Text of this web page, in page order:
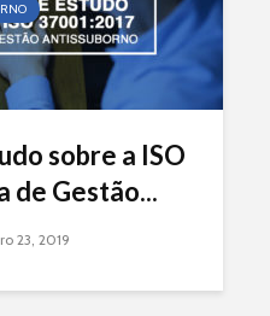
sobre a ISO
de Gestão...
23, 2019